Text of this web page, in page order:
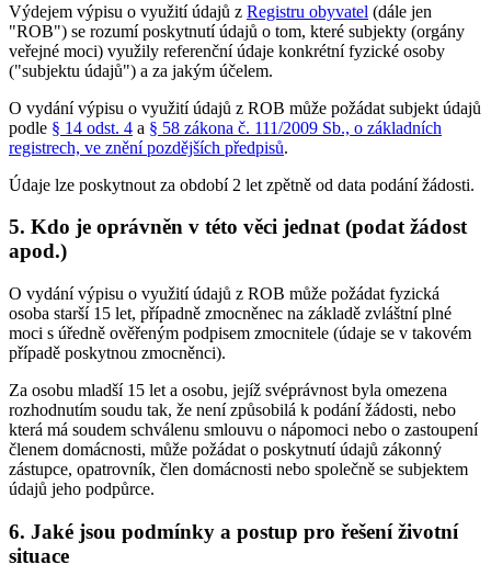
Výdejem výpisu o využití údajů z Registru obyvatel (dále jen
"ROB") se rozumí poskytnutí údajů o tom, které subjekty (orgány
veřejné moci) využily referenční údaje konkrétní fyzické osoby
("subjektu údajů") a za jakým účelem.
O vydání výpisu o využití údajů z ROB může požádat subjekt údajů
podle § 14 odst. 4 a § 58 zákona č. 111/2009 Sb., o základních
registrech, ve znění pozdějších předpisů.
Údaje lze poskytnout za období 2 let zpětně od data podání žádosti.
5. Kdo je oprávněn v této věci jednat (podat žádost
apod.)
O vydání výpisu o využití údajů z ROB může požádat fyzická
osoba starší 15 let, případně zmocněnec na základě zvláštní plné
moci s úředně ověřeným podpisem zmocnitele (údaje se v takovém
případě poskytnou zmocněnci).
Za osobu mladší 15 let a osobu, jejíž svéprávnost byla omezena
rozhodnutím soudu tak, že není způsobilá k podání žádosti, nebo
která má soudem schválenu smlouvu o nápomoci nebo o zastoupení
členem domácnosti, může požádat o poskytnutí údajů zákonný
zástupce, opatrovník, člen domácnosti nebo společně se subjektem
údajů jeho podpůrce.
6. Jaké jsou podmínky a postup pro řešení životní
situace